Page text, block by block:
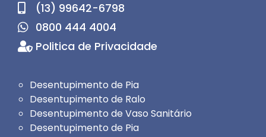
(13) 99642-6798
0800 444 4004
Politica de Privacidade
Desentupimento de Pia
Desentupimento de Ralo
Desentupimento de Vaso Sanitário
Desentupimento de Pia